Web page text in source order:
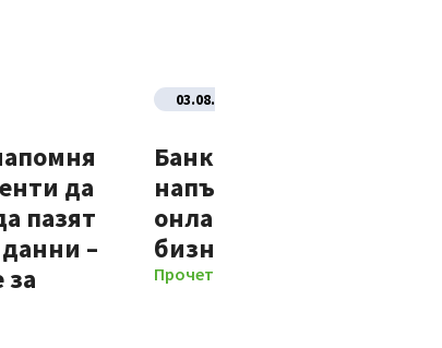
да
пазят
–
за
03.08.2026
Банка ДСК стартира
напълно
онлайн процес за нови
бизнес клиенти
Прочети повече